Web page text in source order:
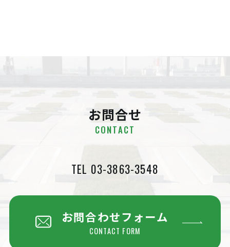
お問合せ
CONTACT
TEL 03-3863-3548
お問合わせフォーム
CONTACT FORM